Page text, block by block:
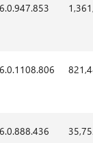
6.0.947.853
6.0.1108.806
6.0.888.436